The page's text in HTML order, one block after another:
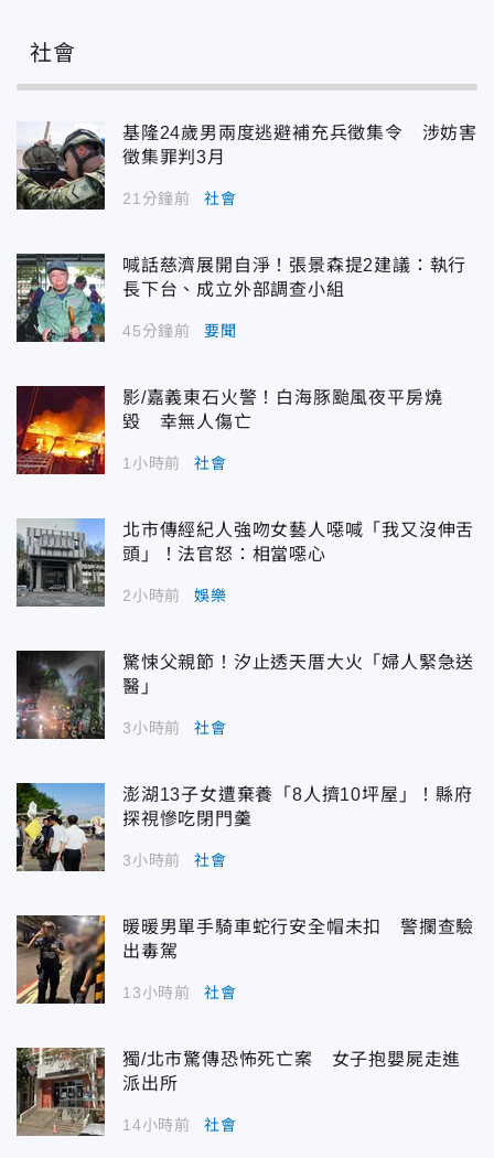
社會
基隆24歲男兩度逃避補充兵徵集令 涉妨害
徵集罪判3月
21分鐘前 社會
喊話慈濟展開自淨！張景森提2建議：執行
長下台、成立外部調查小組
45分鐘前 要聞
影/嘉義東石火警！白海豚颱風夜平房燒
毀 幸無人傷亡
1小時前 社會
北市傳經紀人強吻女藝人噁喊「我又沒伸舌
頭」！法官怒：相當噁心
2小時前 娛樂
驚悚父親節！汐止透天厝大火「婦人緊急送
醫」
3小時前 社會
澎湖13子女遭棄養「8人擠10坪屋」！縣府
探視慘吃閉門羹
3小時前 社會
暖暖男單手騎車蛇行安全帽未扣 警攔查驗
出毒駕
13小時前 社會
獨/北市驚傳恐怖死亡案 女子抱嬰屍走進
派出所
14小時前 社會